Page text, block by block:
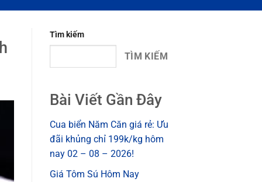
Tìm kiếm
TÌM KIẾM
Bài Viết Gần Đây
Cua biển Năm Căn giá rẻ: Ưu
đãi khủng chỉ 199k/kg hôm
nay 02 – 08 – 2026!
Giá Tôm Sú Hôm Nay